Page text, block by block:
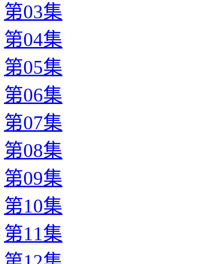
第03集
第04集
第05集
第06集
第07集
第08集
第09集
第10集
第11集